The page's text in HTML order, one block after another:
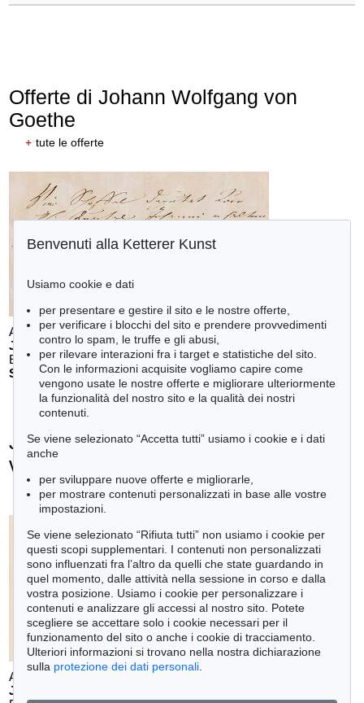
Offerte di Johann Wolfgang von
Goethe
+ tute le offerte
Auction 610 - Lot 426000297
JOHANN WOLFGANG VON GOETHE
Eigenhändiges Schriftstück , 1796
Stima:€ 3,000
Auction 610 - Lot 426000325
J. GOETHE
Faust , 1924
Stima: € 1,500
Johann Wolfgang von Goethe - Ogetti
venduti
tute le offerte
Auction 599 - Lot 560
J. GOETHE
Auction 604 - Lot 38
Benvenuti alla Ketterer Kunst
Usiamo cookie e dati
per presentare e gestire il sito e le nostre offerte,
per verificare i blocchi del sito e prendere provvedimenti
contro lo spam, le truffe e gli abusi,
per rilevare interazioni fra i target e statistiche del sito.
Con le informazioni acquisite vogliamo capire come
vengono usate le nostre offerte e migliorare ulteriormente
la funzionalità del nostro sito e la qualità dei nostri
contenuti.
Se viene selezionato “Accetta tutti” usiamo i cookie e i dati
anche
per sviluppare nuove offerte e migliorarle,
per mostrare contenuti personalizzati in base alle vostre
impostazioni.
Se viene selezionato “Rifiuta tutti” non usiamo i cookie per
questi scopi supplementari. I contenuti non personalizzati
sono influenzati fra l’altro da quelli che state guardando in
quel momento, dalle attività nella sessione in corso e dalla
vostra posizione. Usiamo i cookie per personalizzare i
contenuti e analizzare gli accessi al nostro sito. Potete
scegliere se accettare solo i cookie necessari per il
funzionamento del sito o anche i cookie di tracciamento.
Ulteriori informazioni si trovano nella nostra dichiarazione
sulla protezione dei dati personali